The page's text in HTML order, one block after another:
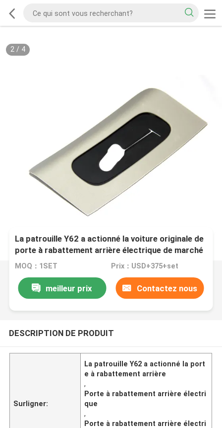
2/ 4
La patrouille Y62 a actionné la voiture originale de
porte à rabattement arrière électrique de marché
des accessoires de porte à rabattement arrière
MOQ：1SET Prix：USD+375+set
meilleur prix Contactez nous
DESCRIPTION DE PRODUIT
Surligner:
La patrouille Y62 a actionné la port
e à rabattement arrière
,
Porte à rabattement arrière électri
que
,
Porte à rabattement arrière électri